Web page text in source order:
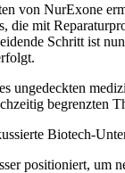
von NurExone
mit
Schritt ist
ungedeckten
begrenzten
Biotech-
positioniert, um